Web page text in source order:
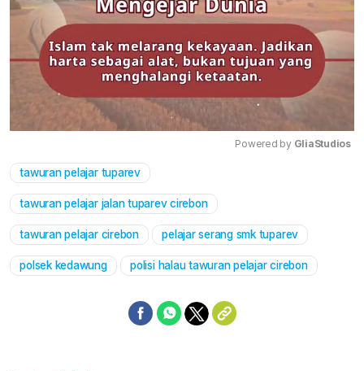
Powered by GliaStudios
tawuran pelajar tuparev
tawuran pelajar jalan tuparev cirebon
tawuran pelajar cirebon pelajar serang smk tuparev
polsek kedawung polisi halau tawuran pelajar cirebon